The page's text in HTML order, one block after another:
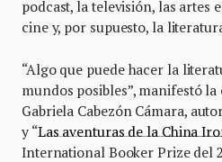
podcast, la televisión, las artes
cine y, por supuesto, la
“Algo que puede hacer la
mundos posibles”, manifestó
Gabriela Cabezón Cámara,
y “Las aventuras de la China
International Booker Prize del